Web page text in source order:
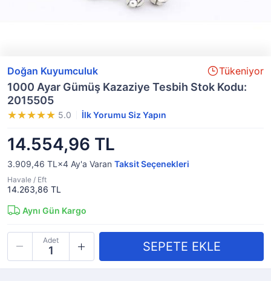
Doğan Kuyumculuk Tükeniyor
1000 Ayar Gümüş Kazaziye Tesbih Stok Kodu:
2015505
5.0 İlk Yorumu Siz Yapın
14.554,96 TL
3.909,46 TL×4 Ay'a Varan Taksit Seçenekleri
Havale / Eft
14.263,86 TL
Aynı Gün Kargo
Adet